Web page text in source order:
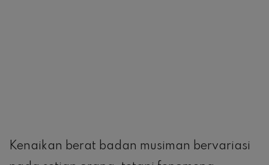
Kenaikan berat badan musiman bervariasi